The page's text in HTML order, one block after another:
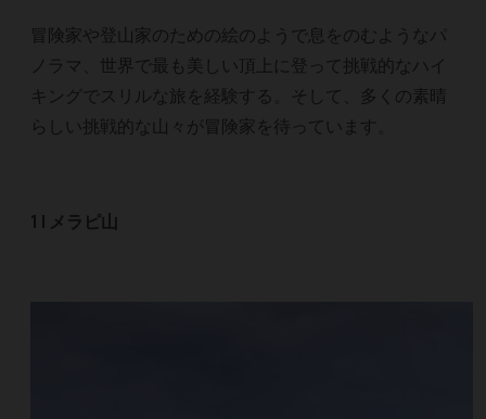
冒険家や登山家のための絵のようで息をのむようなパ
ノラマ、世界で最も美しい頂上に登って挑戦的なハイ
キングでスリルな旅を経験する。そして、多くの素晴
らしい挑戦的な山々が冒険家を待っています。
1 | メラピ山